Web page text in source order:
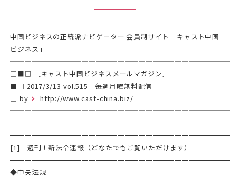
中国ビジネスの正統派ナビゲーター 会員制サイト「キャスト中国
ビジネス」
□■□ ［キャスト中国ビジネスメールマガジン］
■□ 2017/3/13 vol.515 毎週月曜無料配信
□ by
http://www.cast-china.biz/
[1] 週刊！新法令速報（どなたでもご覧いただけます）
◆中央法規